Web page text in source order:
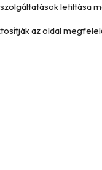
letiltása
az oldal